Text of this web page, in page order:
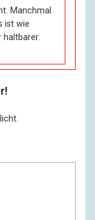
Manchmal
ist wie
haltbarer.